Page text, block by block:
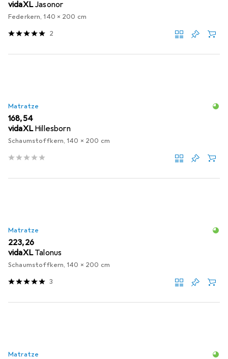
vidaXL Jasonor
Federkern, 140 x 200 cm
2
Matratze
EUR
168,54
vidaXL Hillesborn
Schaumstoffkern, 140 x 200 cm
Matratze
EUR
223,26
vidaXL Talonus
Schaumstoffkern, 140 x 200 cm
3
Matratze